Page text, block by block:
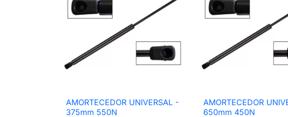
 Vista rápida
AMORTECEDOR UNIVERSAL -
375mm 550N
 Vista
AMORTECEDOR
650mm 450N